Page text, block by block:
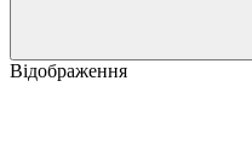
Відображення